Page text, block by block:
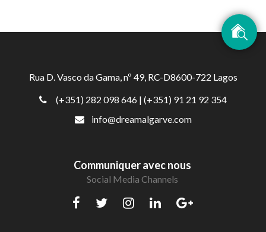
Rua D. Vasco da Gama, nº 49, RC-D8600-722 Lagos
(+351) 282 098 646 | (+351) 91 21 92 354
info@dreamalgarve.com
Communiquer avec nous
Social Media Channels